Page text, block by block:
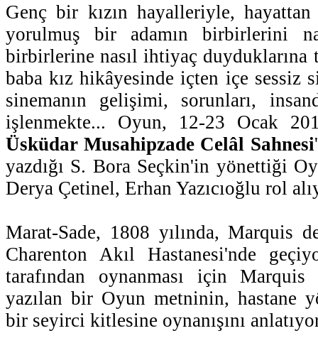
Genç bir kızın hayalleriyle, hayattan
yorulmuş bir adamın birbirlerini
birbirlerine nasıl ihtiyaç duyduklarına
baba kız hikâyesinde içten içe sessiz
sinemanın gelişimi, sorunları,
işlenmekte... Oyun, 12-23 Ocak
Üsküdar Musahipzade Celâl Sahnesi
yazdığı S. Bora Seçkin'in yönettiği
Derya Çetinel, Erhan Yazıcıoğlu rol
Marat-Sade, 1808 yılında, Marquis
Charenton Akıl Hastanesi'nde
tarafından oynanması için Marquis
yazılan bir Oyun metninin, hastane
bir seyirci kitlesine oynanışını